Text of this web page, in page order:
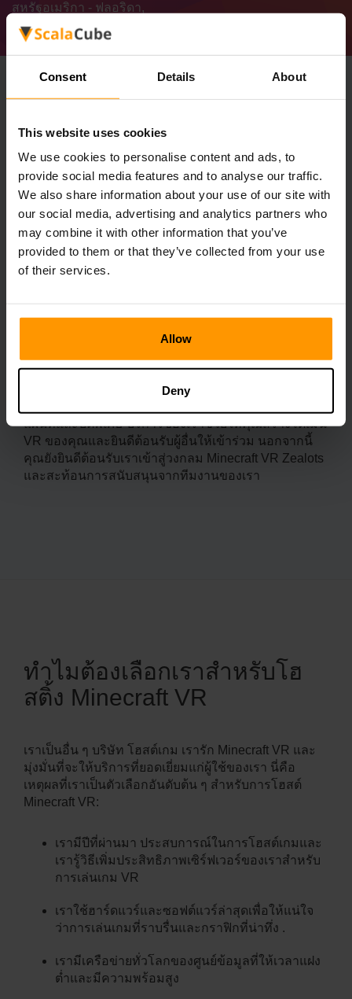
Consent Details About
This website uses cookies
We use cookies to personalise content and ads, to
provide social media features and to analyse our traffic.
We also share information about your use of our site with
our social media, advertising and analytics partners who
may combine it with other information that you’ve
provided to them or that they’ve collected from your use
of their services.
Allow
Deny
สหรัฐอเมริกา - ฟลอริดา,
Minecraft VR Hosting
วิธีโฮสต์ Minecraft VR
พิจารณาสถานการณ์นี้: คุณต้องการตั้งค่าเซิร์ฟเวอร์
Minecraft VR สำหรับคุณและเพื่อนของคุณ คุณจะต้องมี
ฐานะ บริษัท โฮสติ้งเกมที่มุ่งเน้นไปที่ Minecraft VR
เซิร์ฟเวอร์ขั้นสูงของเรานั้นรวดเร็วปลอดภัยและจัดการ
เกมที่ราบรื่น เรามีแผนและคุณสมบัติที่หลากหลายเพื่อให้
เหมาะกับความต้องการและแผนทางการเงินของคุณ คุณ
แผนที่และบิตพิเศษ บริการของเราช่วยให้คุณสร้างโดเมน
VR ของคุณและยินดีต้อนรับผู้อื่นให้เข้าร่วม นอกจากนี้
คุณยังยินดีต้อนรับเราเข้าสู่วงกลม Minecraft VR Zealots
และสะท้อนการสนับสนุนจากทีมงานของเรา
ทำไมต้องเลือกเราสำหรับโฮ
สติ้ง Minecraft VR
เราเป็นอื่น ๆ บริษัท โฮสต์เกม เรารัก Minecraft VR และ
มุ่งมั่นที่จะให้บริการที่ยอดเยี่ยมแก่ผู้ใช้ของเรา นี่คือ
เหตุผลที่เราเป็นตัวเลือกอันดับต้น ๆ สำหรับการโฮสต์
Minecraft VR:
เรามีปีที่ผ่านมา ประสบการณ์ในการโฮสต์เกมและ
เรารู้วิธีเพิ่มประสิทธิภาพเซิร์ฟเวอร์ของเราสำหรับ
การเล่นเกม VR
เราใช้ฮาร์ดแวร์และซอฟต์แวร์ล่าสุดเพื่อให้แน่ใจ
ว่าการเล่นเกมที่ราบรื่นและกราฟิกที่น่าทึ่ง .
เรามีเครือข่ายทั่วโลกของศูนย์ข้อมูลที่ให้เวลาแฝง
ต่ำและมีความพร้อมสูง